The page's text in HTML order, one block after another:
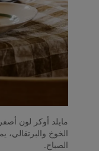
مايلد أوكر لون
الخوخ
الصباح.